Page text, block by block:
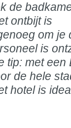
de
ontbijt is
om je
is
tip: met
de hele
hotel is